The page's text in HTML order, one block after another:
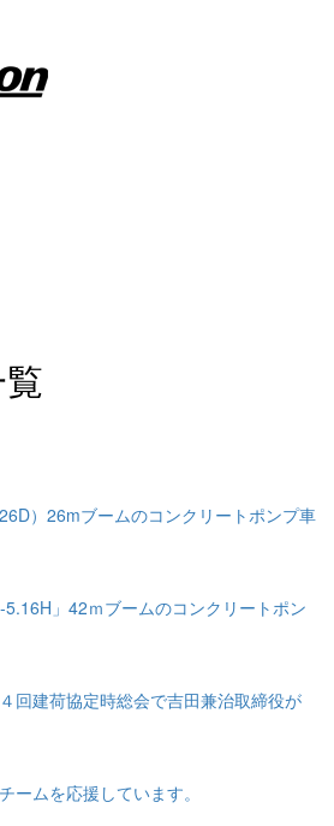
）26mブームのコンクリートポンプ車
」42ｍブームのコンクリートポン
回建荷協定時総会で吉田兼治取締役が
ームを応援しています。